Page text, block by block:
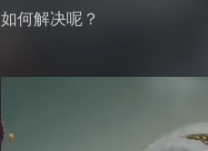
如何解决呢？